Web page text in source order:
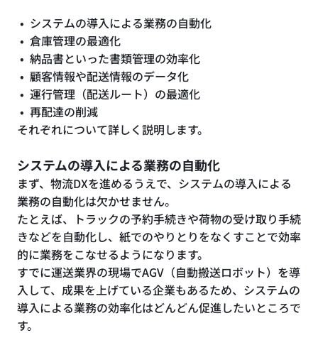
システムの導入による業務の自動化
倉庫管理の最適化
納品書といった書類管理の効率化
顧客情報や配送情報のデータ化
運行管理（配送ルート）の最適化
再配達の削減
それぞれについて詳しく説明します。
システムの導入による業務の自動化
まず、物流DXを進めるうえで、システムの導入による
業務の自動化は欠かせません。
たとえば、トラックの予約手続きや荷物の受け取り手続
きなどを自動化し、紙でのやりとりをなくすことで効率
的に業務をこなせるようになります。
すでに運送業界の現場でAGV（自動搬送ロボット）を導
入して、成果を上げている企業もあるため、システムの
導入による業務の効率化はどんどん促進したいところで
す。